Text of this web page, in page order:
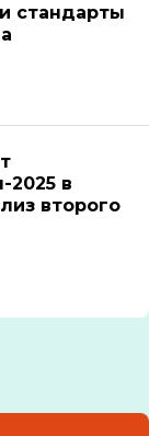
стандарты
в
второго